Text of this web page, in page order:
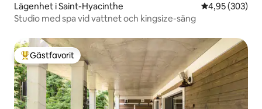
Lägenhet i Saint-Hyacinthe 4,95 av 5 i
4,95 (303)
Studio med spa vid vattnet och kingsize-säng
Populär gästfavorit
Gästfavorit